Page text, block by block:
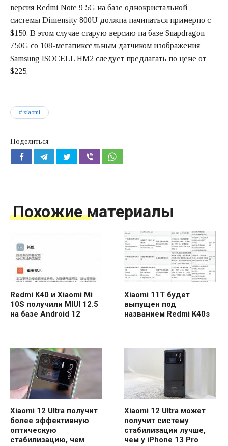
версия Redmi Note 9 5G на базе однокристальной
системы Dimensity 800U должна начинаться примерно с
$150. В этом случае старую версию на базе Snapdragon
750G со 108-мегапиксельным датчиком изображения
Samsung ISOCELL HM2 следует предлагать по цене от
$225.
xiaomi
Поделиться:
Похожие материалы
Redmi K40 и Xiaomi Mi
10S получили MIUI 12.5
на базе Android 12
Xiaomi 11T будет
выпущен под
названием Redmi K40s
Xiaomi 12 Ultra получит
более эффективную
оптическую
стабилизацию, чем
Xiaomi 12 Ultra может
получит систему
стабилизации лучше,
чем у iPhone 13 Pro